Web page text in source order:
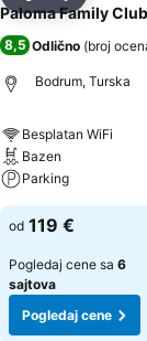
Paloma Family Club
8,5 Odlično (broj
Bodrum, Turska
Besplatan WiFi
Bazen
Parking
od 119 €
Pogledaj cene sa 6
sajtova
Pogledaj cene